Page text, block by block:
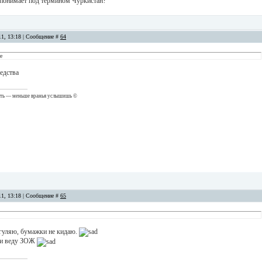
13:18 | Сообщение # 64
— меньше вранья услышишь ©
13:18 | Сообщение # 65
бумажки не кидаю.
и веду ЗОЖ